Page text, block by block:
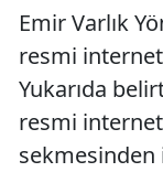
Emir Varlık
resmi internet
Yukarıda
resmi
sekmesinden